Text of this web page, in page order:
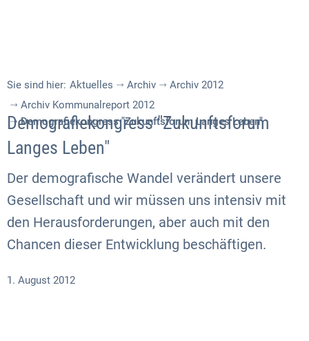
Sie sind hier: Aktuelles Archiv
Archiv 2012
Archiv Kommunalreport 2012
Demografiekongress "Zukunftsforum Langes Leben"
Demografiekongress "Zukunftsforum
Langes Leben"
Der demografische Wandel verändert unsere
Gesellschaft und wir müssen uns intensiv mit
den Herausforderungen, aber auch mit den
Chancen dieser Entwicklung beschäftigen.
1. August 2012